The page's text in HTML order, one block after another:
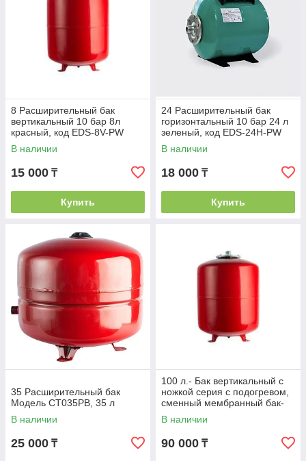
8 Расширительный бак
вертикальный 10 бар 8л
красный, код EDS-8V-PW
В наличии
15 000 ₸
Купить
24 Расширительный бак
горизонтальный 10 бар 24 л
зеленый, код EDS-24H-PW
В наличии
18 000 ₸
Купить
35 Расширительный бак
Модель СТ035РВ, 35 л
В наличии
25 000 ₸
100 л.- Бак вертикальный с
ножкой серия с подогревом,
сменный мембранный бак-
красный цвет RAL 3020
В наличии
90 000 ₸